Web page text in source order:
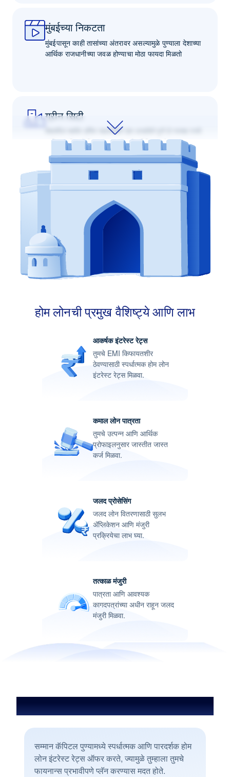
मुंबईच्या निकटता
मुंबईपासून काही तासांच्या अंतरावर असल्यामुळे पुण्याला देशाच्या
आर्थिक राजधानीच्या जवळ होण्याचा मोठा फायदा मिळतो
ग्रीन सिटी
देशातील सर्वात हरित शहरांपैकी एक असलेले पुणे हे स्वच्छ रस्ते
आणि नागरिक केंद्रित उपक्रमांसाठी परिचित आहे.
जीवनाची गुणवत्ता
पुणे हे त्याच्या आनंददायक हवामान, हरित जागा आणि सांस्कृतिक
समृद्धीसाठी ओळखले जाते, ज्यामुळे ते जगण्यासाठी आकर्षक
ठिकाण बनते
विद्यार्थी आणि व्यावसायिकांच्या वाढत्या संख्येमुळे पुण्यातील रेंटल
मार्केटची मागणी खूप जास्त आहे
होम लोनची प्रमुख वैशिष्ट्ये आणि लाभ
आकर्षक इंटरेस्ट रेट्स
तुमचे EMI किफायतशीर
ठेवण्यासाठी स्पर्धात्मक होम लोन
इंटरेस्ट रेट्स मिळवा.
कमाल लोन पात्रता
तुमचे उत्पन्न आणि आर्थिक
प्रोफाइलनुसार जास्तीत जास्त
कर्ज मिळवा.
जलद प्रोसेसिंग
जलद लोन वितरणासाठी सुलभ
ॲप्लिकेशन आणि मंजुरी
प्रक्रियेचा लाभ घ्या.
तत्काळ मंजुरी
पात्रता आणि आवश्यक
कागदपत्रांच्या अधीन राहून जलद
मंजुरी मिळवा.
पुणेमध्ये होम लोन इंटरेस्ट रेट
सम्मान कॅपिटल पुण्यामध्ये स्पर्धात्मक आणि पारदर्शक होम
लोन इंटरेस्ट रेट्स ऑफर करते, ज्यामुळे तुम्हाला तुमचे
फायनान्स प्रभावीपणे प्लॅन करण्यास मदत होते.